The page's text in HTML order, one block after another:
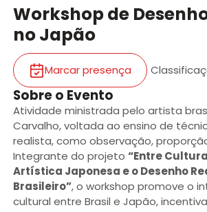
Workshop de
no Japão
Marcar presença
Sobre o Evento
Atividade ministrada pelo artista
Carvalho, voltada ao ensino de
realista, como observação,
Integrante do projeto “Entre
Artística Japonesa e o Desenho
Brasileiro”, o workshop promove o
cultural entre Brasil e Japão,